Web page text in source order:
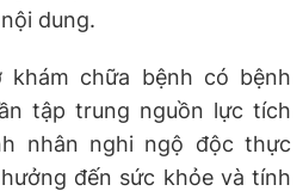
dung.
chữa bệnh có bệnh
tập trung nguồn lực tích
nhân nghi ngộ độc thực
đến sức khỏe và tính